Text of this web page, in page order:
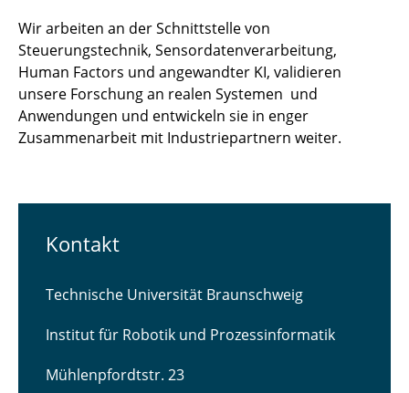
Wir arbeiten an der Schnittstelle von
Steuerungstechnik, Sensordatenverarbeitung,
Human Factors und angewandter KI, validieren
unsere Forschung an realen Systemen und
Anwendungen und entwickeln sie in enger
Zusammenarbeit mit Industriepartnern weiter.
Kontakt
Technische Universität Braunschweig
Institut für Robotik und Prozessinformatik
Mühlenpfordtstr. 23